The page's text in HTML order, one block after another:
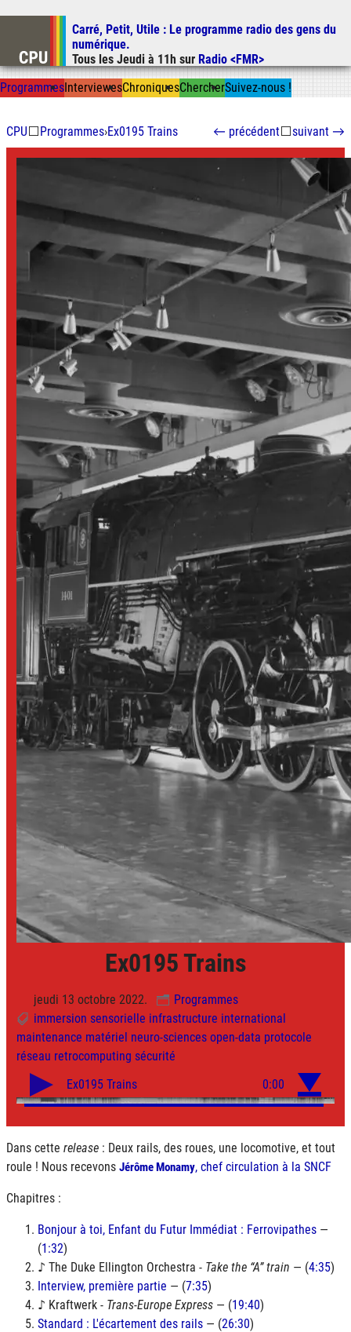
Aller au contenu
Aller à la recherche
Carré, Petit, Utile : Le programme radio des gens du
numérique.
Tous les Jeudi à 11h sur Radio <FMR>
ProgrammesInterviewesChroniquesChercherSuivez-nous !
CPU⬜Programmes›Ex0195 Trains ← précédent⬜suivant →
Ex0195 Trains
jeudi 13 octobre 2022.
Programmes
immersion sensorielle infrastructure international
maintenance matériel neuro-sciences open-data protocole
réseau retrocomputing sécurité
Dans cette release : Deux rails, des roues, une locomotive, et tout
roule ! Nous recevons Jérôme Monamy, chef circulation à la SNCF
Chapitres :
Bonjour à toi, Enfant du Futur Immédiat : Ferrovipathes —
(1:32)
♪ The Duke Ellington Orchestra - Take the “A” train — (4:35)
Interview, première partie — (7:35)
♪ Kraftwerk - Trans-Europe Express — (19:40)
Standard : L'écartement des rails — (26:30)